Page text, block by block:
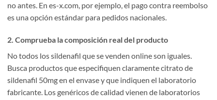
no antes. En es-x.com, por ejemplo, el pago contra reembolso
es una opción estándar para pedidos nacionales.
2. Comprueba la composición real del producto
No todos los sildenafil que se venden online son iguales.
Busca productos que especifiquen claramente citrato de
sildenafil 50mg en el envase y que indiquen el laboratorio
fabricante. Los genéricos de calidad vienen de laboratorios